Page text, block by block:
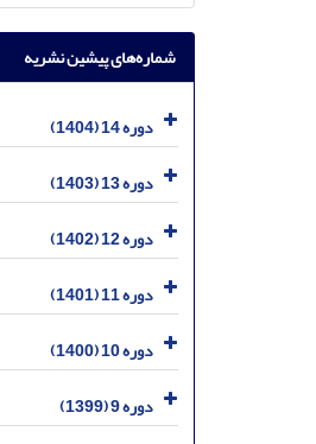
شماره‌های پیشین نشریه
دوره 14 (1404)
دوره 13 (1403)
دوره 12 (1402)
دوره 11 (1401)
دوره 10 (1400)
دوره 9 (1399)